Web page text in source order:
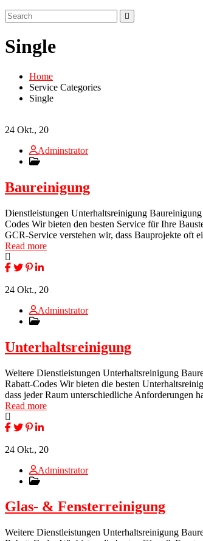
Single
Home
Service Categories
Single
24 Okt., 20
Adminstrator
Baureinigung
Dienstleistungen Unterhaltsreinigung
Codes Wir bieten den besten Service für Ihre
GCR-Service verstehen wir, dass Bauprojekte oft
Read more
24 Okt., 20
Adminstrator
Unterhaltsreinigung
Weitere Dienstleistungen Unterhaltsreinigung
Rabatt-Codes Wir bieten die besten
dass jeder Raum unterschiedliche Anforderungen
Read more
24 Okt., 20
Adminstrator
Glas- & Fensterreinigung
Weitere Dienstleistungen Unterhaltsreinigung